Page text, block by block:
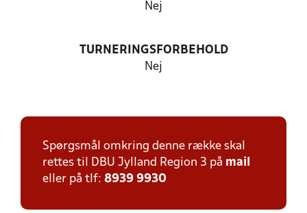
Nej
TURNERINGSFORBEHOLD
Nej
Spørgsmål omkring denne række skal
rettes til DBU Jylland Region 3 på mail
eller på tlf: 8939 9930